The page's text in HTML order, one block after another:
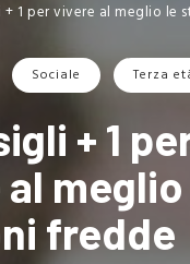
+ 1 per vivere al meglio le
Sociale Terza
+ 1
fredde